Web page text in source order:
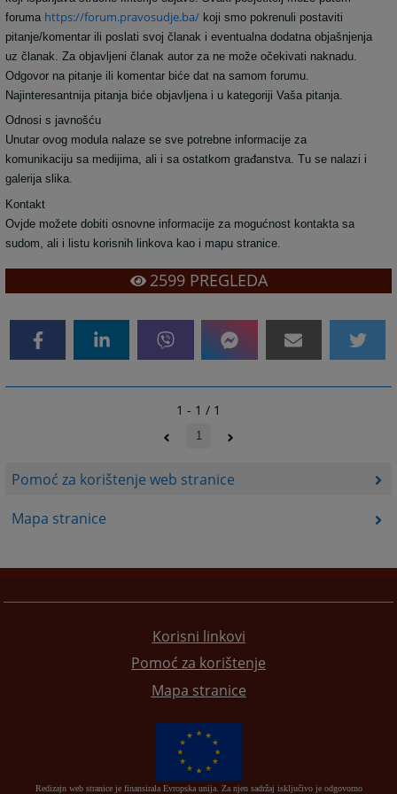
Pomoć za korištenje web stranice
Mapa stranice
foruma https://forum.pravosudje.ba/ koji smo pokrenuli postaviti
pitanje/komentar ili poslati svoj članak i eventualna dodatna objašnjenja
uz članak. Za objavljeni članak autor za ne može očekivati naknadu.
Odgovor na pitanje ili komentar biće dat na samom forumu.
Najinteresantnija pitanja biće objavljena i u kategoriji Vaša pitanja.
Odnosi s javnošću
Unutar ovog modula nalaze se sve potrebne informacije za
komunikaciju sa medijima, ali i sa ostatkom građanstva. Tu se nalazi i
galerija slika.
Kontakt
Ovjde možete dobiti osnovne informacije za mogućnost kontakta sa
sudom, ali i listu korisnih linkova kao i mapu stranice.
2599PREGLEDA
1 - 1 / 1
1
Korisni linkovi
Pomoć za korištenje
Mapa stranice
Redizajn web stranice je finansirala Evropska unija. Za njen sadržaj isključivo je odgovorno